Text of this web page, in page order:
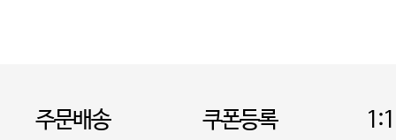
주문배송 쿠폰등록